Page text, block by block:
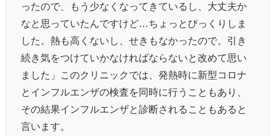
ったので、もう少なくなってきているし、大丈夫か
なと思っていたんですけど…ちょっとびっくりしま
した。熱も高くないし、せきもなかったので。引き
続き気をつけていかなければならないと改めて思い
ました」このクリニックでは、発熱時に新型コロナ
とインフルエンザの検査を同時に行うこともあり、
その結果インフルエンザと診断されることもあると
言います。